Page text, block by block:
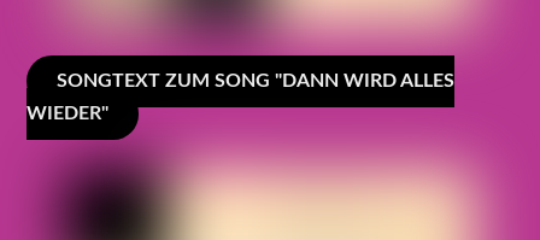
SONGTEXT ZUM SONG "DANN WIRD ALLES
WIEDER"